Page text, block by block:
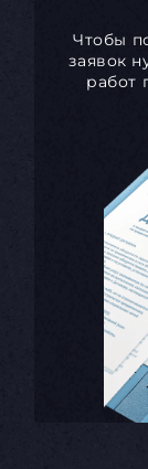
Чтобы
заявок
работ